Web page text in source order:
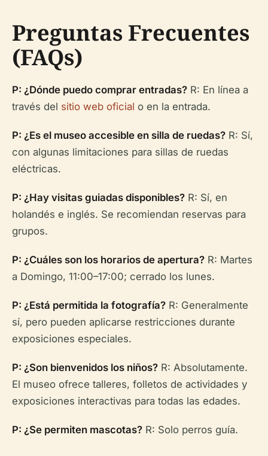
Preguntas Frecuentes
(FAQs)
P: ¿Dónde puedo comprar entradas? R: En línea a
través del sitio web oficial o en la entrada.
P: ¿Es el museo accesible en silla de ruedas? R: Sí,
con algunas limitaciones para sillas de ruedas
eléctricas.
P: ¿Hay visitas guiadas disponibles? R: Sí, en
holandés e inglés. Se recomiendan reservas para
grupos.
P: ¿Cuáles son los horarios de apertura? R: Martes
a Domingo, 11:00–17:00; cerrado los lunes.
P: ¿Está permitida la fotografía? R: Generalmente
sí, pero pueden aplicarse restricciones durante
exposiciones especiales.
P: ¿Son bienvenidos los niños? R: Absolutamente.
El museo ofrece talleres, folletos de actividades y
exposiciones interactivas para todas las edades.
P: ¿Se permiten mascotas? R: Solo perros guía.